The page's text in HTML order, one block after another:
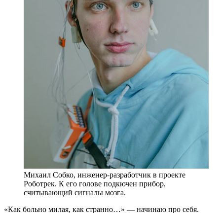
Михаил Собко, инженер-разработчик в проекте
Роботрек. К его голове подкючен прибор,
считывающий сигналы мозга.
«Как больно милая, как странно…» — начинаю про себя.